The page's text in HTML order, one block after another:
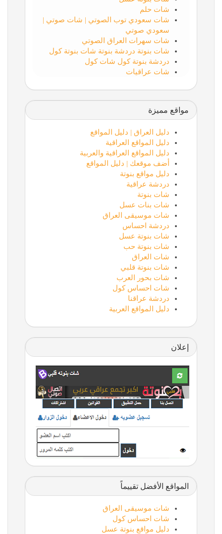
شات حلم
شات سعودي توب الصوتي | شات صوتي |
سعودي صوتي
شات سهرات العراق الصوتي
شات بنوتة دردشة بنوتة شات بنوتة كول
دردشة بنوتة كول شات كول
شات عراقيات
مواقع مميزة
دليل العراق | دليل المواقع
دليل المواقع العراقية
دليل المواقع العراقية والعربية
أضف موقعك | دليل المواقع
دليل مواقع بنوتة
دردشة عراقية
شات بنوتة
شات بنات عسل
شات موسيقى العراق
دردشة احساس
شات بنوتة عسل
شات بنوتة حب
شات العراق
شات بنوتة قلبي
شات بحور العرب
شات احساس كول
دردشة عراقنا
دليل المواقع العربية
إعلان
المواقع الأفضل تقييماً
شات موسيقى العراق
شات احساس كول
دليل مواقع بنوتة عسل